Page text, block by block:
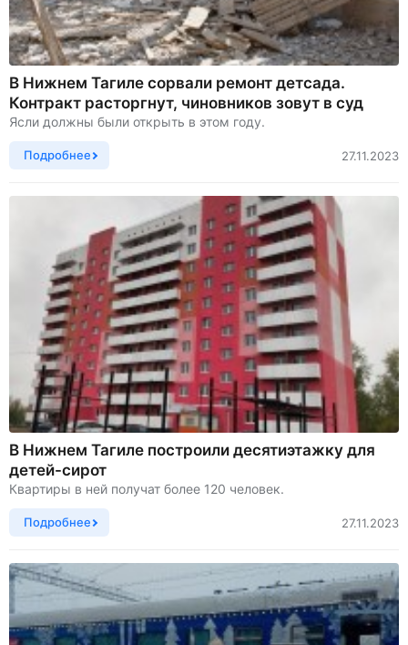
В Нижнем Тагиле сорвали ремонт детсада.
Контракт расторгнут, чиновников зовут в суд
Ясли должны были открыть в этом году.
Подробнее 27.11.2023
В Нижнем Тагиле построили десятиэтажку для
детей-сирот
Квартиры в ней получат более 120 человек.
Подробнее 27.11.2023